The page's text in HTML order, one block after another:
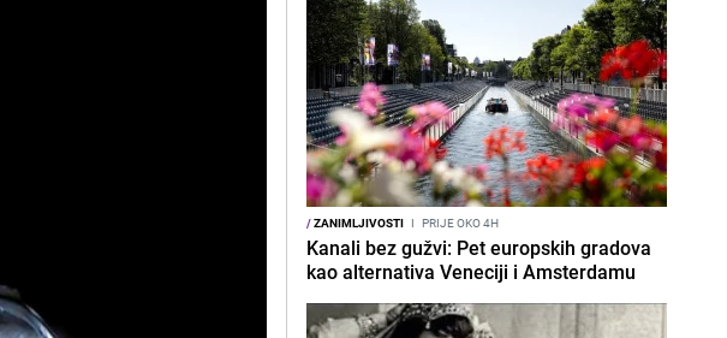
/ZANIMLJIVOSTI I PRIJE OKO 4H
Kanali bez gužvi: Pet europskih gradova
kao alternativa Veneciji i Amsterdamu